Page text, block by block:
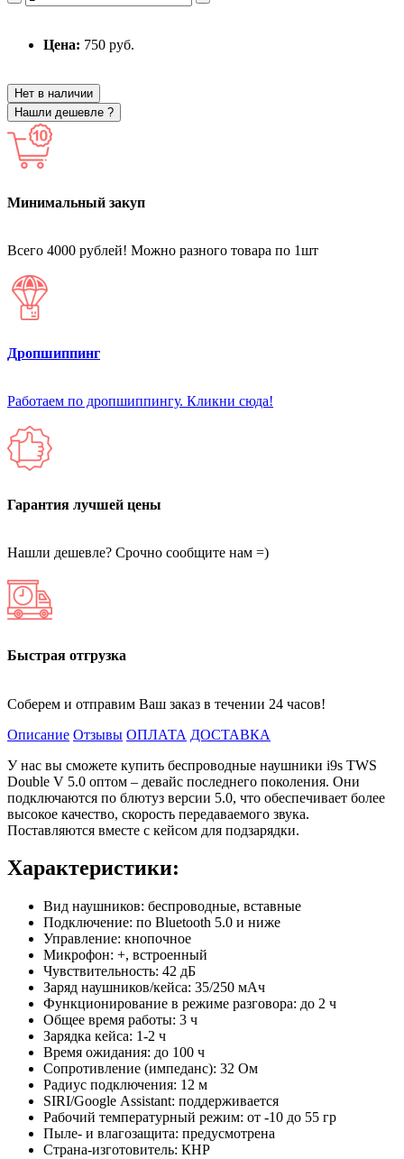
Цена: 750 руб.
Нет в наличии
Нашли дешевле ?
Минимальный закуп
Всего 4000 рублей! Можно разного товара по 1шт
Дропшиппинг
Работаем по дропшиппингу. Кликни сюда!
Гарантия лучшей цены
Нашли дешевле? Срочно сообщите нам =)
Быстрая отгрузка
Соберем и отправим Ваш заказ в течении 24 часов!
Описание Отзывы ОПЛАТА ДОСТАВКА
У нас вы сможете купить беспроводные наушники i9s TWS
Double V 5.0 оптом – девайс последнего поколения. Они
подключаются по блютуз версии 5.0, что обеспечивает более
высокое качество, скорость передаваемого звука.
Поставляются вместе с кейсом для подзарядки.
Характеристики:
Вид наушников: беспроводные, вставные
Подключение: по Bluetooth 5.0 и ниже
Управление: кнопочное
Микрофон: +, встроенный
Чувствительность: 42 дБ
Заряд наушников/кейса: 35/250 мАч
Функционирование в режиме разговора: до 2 ч
Общее время работы: 3 ч
Зарядка кейса: 1-2 ч
Время ожидания: до 100 ч
Сопротивление (импеданс): 32 Ом
Радиус подключения: 12 м
SIRI/Gооglе Аssistаnt: поддерживается
Рабочий температурный режим: от -10 до 55 гр
Пыле- и влагозащита: предусмотрена
Страна-изготовитель: КНР